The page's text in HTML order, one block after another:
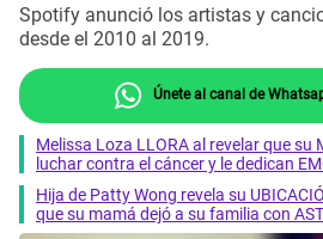
Spotify anunció los artistas y
desde el 2010 al 2019.
Únete al canal de
Melissa Loza LLORA al revelar que su
luchar contra el cáncer y le dedican
Hija de Patty Wong revela su
que su mamá dejó a su familia con